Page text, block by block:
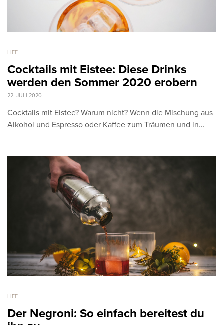
LIFE
Cocktails mit Eistee: Diese Drinks
werden den Sommer 2020 erobern
22. JULI 2020
Cocktails mit Eistee? Warum nicht? Wenn die Mischung aus
Alkohol und Espresso oder Kaffee zum Träumen und in…
LIFE
Der Negroni: So einfach bereitest du